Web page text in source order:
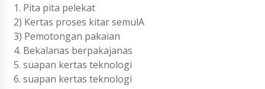
1. Pita pita pelekat
2) Kertas proses kitar semulA
3) Pemotongan pakaian
4. Bekalanas berpakajanas
5. suapan kertas teknologi
6. suapan kertas teknologi